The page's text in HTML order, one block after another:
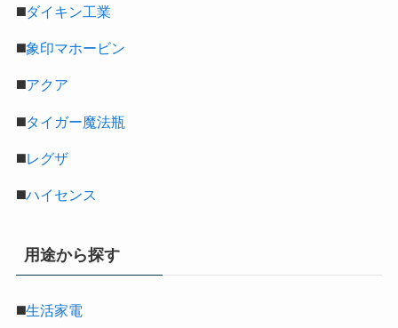
◼️ダイキン工業
◼️象印マホービン
◼️アクア
◼️タイガー魔法瓶
◼️レグザ
◼️ハイセンス
用途から探す
◼️生活家電